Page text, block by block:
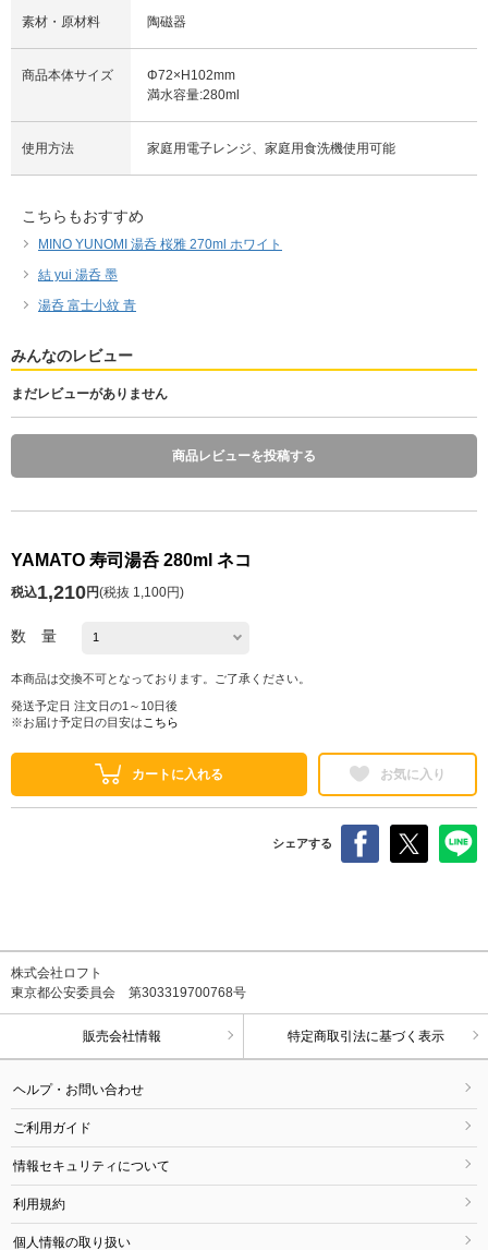
素材・原材料 陶磁器
商品本体サイズ
Φ72×H102mm
満水容量:280ml
使用方法 家庭用電子レンジ、家庭用食洗機使用可能
こちらもおすすめ
MINO YUNOMI 湯呑 桜雅 270ml ホワイト
結 yui 湯呑 墨
湯呑 富士小紋 青
みんなのレビュー
まだレビューがありません
商品レビューを投稿する
YAMATO 寿司湯呑 280ml ネコ
税込1,210円(税抜 1,100円)
数 量
本商品は交換不可となっております。ご了承ください。
発送予定日 注文日の1～10日後
※お届け予定日の目安は こちら
カートに入れる お気に入り
シェアする
株式会社ロフト
東京都公安委員会 第303319700768号
販売会社情報 特定商取引法に基づく表示
ヘルプ・お問い合わせ
ご利用ガイド
情報セキュリティについて
利用規約
個人情報の取り扱い